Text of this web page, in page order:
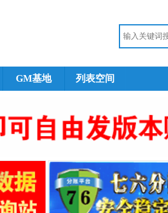
GM基地 列表空间